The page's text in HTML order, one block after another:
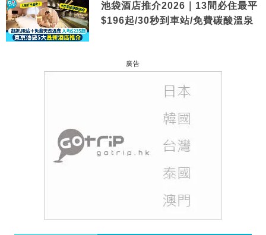
池袋酒店推介2026｜13間必住最平
$196起/30秒到車站/免費碳酸溫泉
廣告